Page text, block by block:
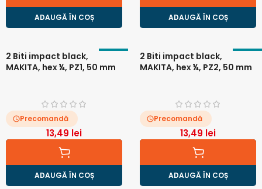
ADAUGĂ ÎN COȘ ADAUGĂ ÎN COȘ
2 Biti impact black,
MAKITA, hex ¼, PZ1, 50 mm
Precomandă
13,49 lei
ADAUGĂ ÎN COȘ
2 Biti impact black,
MAKITA, hex ¼, PZ2, 50 mm
Precomandă
13,49 lei
ADAUGĂ ÎN COȘ